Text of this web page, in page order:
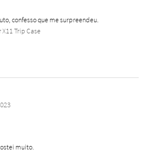
confesso que me surpreendeu.
Trip Case
muito.